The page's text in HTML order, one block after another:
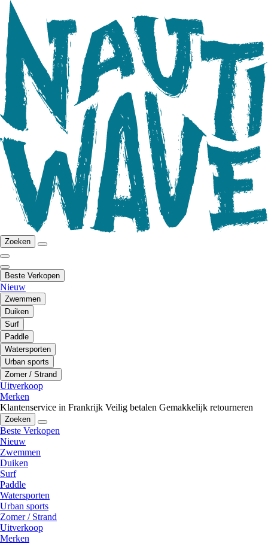
Zoeken
Beste Verkopen
Nieuw
Zwemmen
Duiken
Surf
Paddle
Watersporten
Urban sports
Zomer / Strand
Uitverkoop
Merken
Klantenservice in Frankrijk Veilig betalen Gemakkelijk retourneren
Zoeken
Beste Verkopen
Nieuw
Zwemmen
Duiken
Surf
Paddle
Watersporten
Urban sports
Zomer / Strand
Uitverkoop
Merken